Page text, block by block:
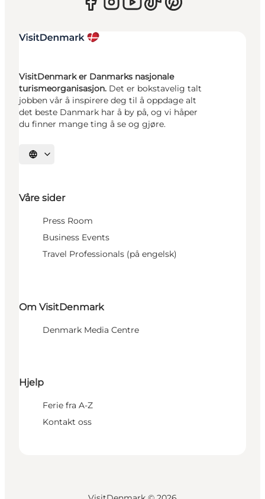
VisitDenmark er Danmarks nasjonale
turismeorganisasjon. Det er bokstavelig talt
jobben vår å inspirere deg til å oppdage alt
det beste Danmark har å by på, og vi håper
du finner mange ting å se og gjøre.
Velg språk
Våre sider
Press Room
Business Events
Travel Professionals (på engelsk)
Om VisitDenmark
Denmark Media Centre
Hjelp
Ferie fra A-Z
Kontakt oss